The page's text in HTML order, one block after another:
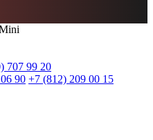
707 99 20
90 +7 (812) 209 00 15